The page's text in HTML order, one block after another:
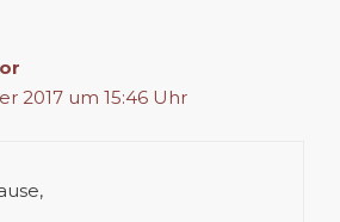
2017 um 15:46 Uhr